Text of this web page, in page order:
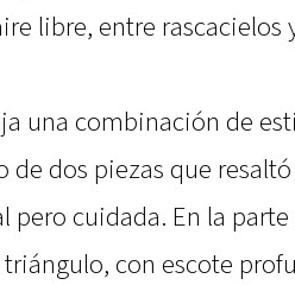
libre, entre rascacielos
una combinación de
de dos piezas que
pero cuidada. En la
con escote